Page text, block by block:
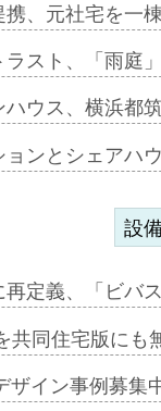
、元社宅を一
ラスト、「雨庭
ハウス、横浜都
ョンとシェアハ
設
再定義、「ビバ
共同住宅版に
ザイン事例募集